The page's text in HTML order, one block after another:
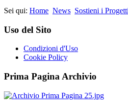
Sei qui: Home News Sostieni i Progetti
Uso del Sito
Condizioni d'Uso
Cookie Policy
Prima Pagina Archivio